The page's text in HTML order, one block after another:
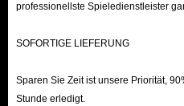
professionellste Spieledienstleister
SOFORTIGE LIEFERUNG
Sparen Sie Zeit ist unsere Priorität,
Stunde erledigt.